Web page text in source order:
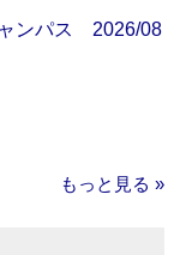
ンパス 2026/08
もっと見る »